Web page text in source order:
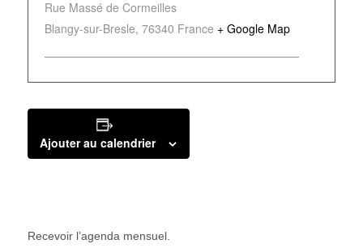
Rue Massé de Cormeilles
Blangy-sur-Bresle, 76340 France + Google Map
Ajouter au calendrier
Recevoir l’agenda mensuel.